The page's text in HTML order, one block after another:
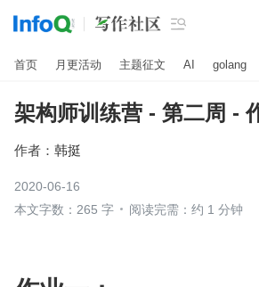

首页 月更活动 主题征文 AI golang
架构师训练营 - 第二周 -
作者： 韩挺
2020-06-16
本文字数：265 字
阅读完需：约 1 分钟